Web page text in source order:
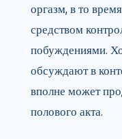
оргазм, в то
средством
побуждениями.
обсуждают в
вполне может
полового акта.